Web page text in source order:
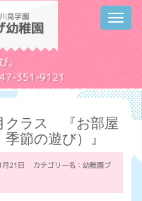
。
351-9121
クラス 『お部屋
節の遊び）』
21日 カテゴリー名： 幼稚園ブ